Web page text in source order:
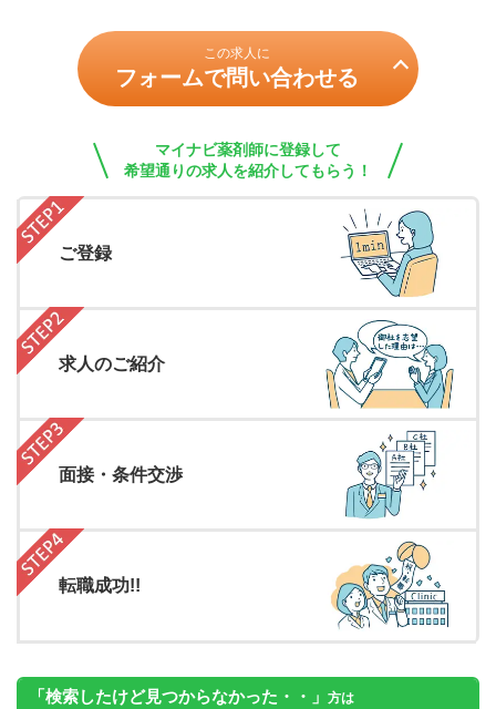
この求人に
フォームで問い合わせる
マイナビ薬剤師に登録して
希望通りの求人を紹介してもらう！
ご登録
求人のご紹介
面接・条件交渉
転職成功!!
「検索したけど見つからなかった・・」 方は